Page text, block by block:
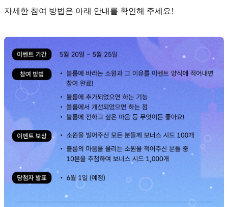
자세한 참여 방법은 아래 안내를 확인해 주세요!